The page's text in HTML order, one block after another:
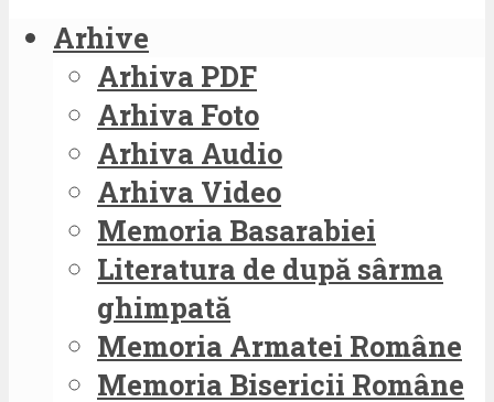
Arhive
Arhiva PDF
Arhiva Foto
Arhiva Audio
Arhiva Video
Memoria Basarabiei
Literatura de după sârma
ghimpată
Memoria Armatei Române
Memoria Bisericii Române